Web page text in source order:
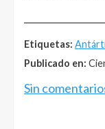
Etiquetas:
Publicado en:
Sin